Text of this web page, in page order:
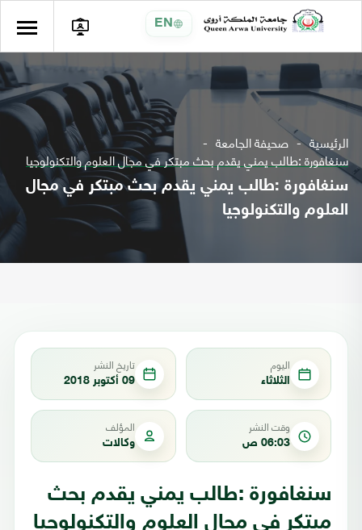
EN
الرئيسية صحيفة الجامعة
سنغافورة :طالب يمني يقدم بحث مبتكر في مجال العلوم والتكنولوجيا
سنغافورة :طالب يمني يقدم بحث مبتكر في مجال
العلوم والتكنولوجيا
اليوم
الثلاثاء
تاريخ النشر
09 أكتوبر 2018
وقت النشر
06:03 ص
المؤلف
وكالات
سنغافورة :طالب يمني يقدم بحث
مبتكر في مجال العلوم والتكنولوجيا